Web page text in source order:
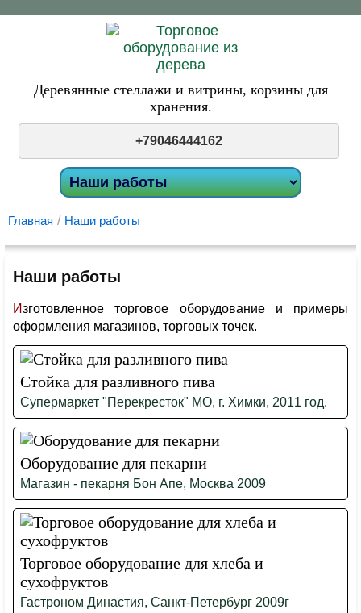
Деревянные стеллажи и витрины, корзины для
хранения.
+79046444162
Главная / Наши работы
Наши работы
Изготовленное торговое оборудование и примеры
оформления магазинов, торговых точек.
Стойка для разливного пива
Супермаркет "Перекресток" МО, г. Химки, 2011 год.
Оборудование для пекарни
Магазин - пекарня Бон Апе, Москва 2009
Торговое оборудование для хлеба и
сухофруктов
Гастроном Династия, Санкт-Петербург 2009г